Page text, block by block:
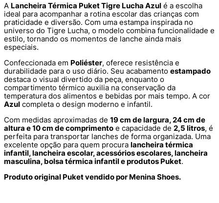
A Lancheira Térmica Puket Tigre Lucha Azul é a escolha
ideal para acompanhar a rotina escolar das crianças com
praticidade e diversão. Com uma estampa inspirada no
universo do Tigre Lucha, o modelo combina funcionalidade e
estilo, tornando os momentos de lanche ainda mais
especiais.
Confeccionada em Poliéster, oferece resistência e
durabilidade para o uso diário. Seu acabamento estampado
destaca o visual divertido da peça, enquanto o
compartimento térmico auxilia na conservação da
temperatura dos alimentos e bebidas por mais tempo. A cor
Azul completa o design moderno e infantil.
Com medidas aproximadas de 19 cm de largura, 24 cm de
altura e 10 cm de comprimento e capacidade de 2,5 litros, é
perfeita para transportar lanches de forma organizada. Uma
excelente opção para quem procura lancheira térmica
infantil, lancheira escolar, acessórios escolares, lancheira
masculina, bolsa térmica infantil e produtos Puket.
Produto original Puket vendido por Menina Shoes.